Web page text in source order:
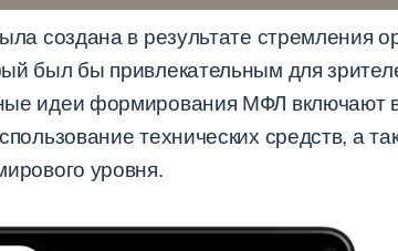
создана в результате стремления
был бы привлекательным для
идеи формирования МФЛ включают
технических средств, а
уровня.